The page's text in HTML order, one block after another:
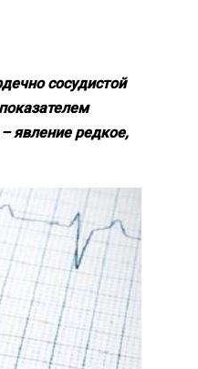
сосудистой
явление редкое,